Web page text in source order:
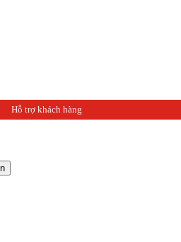
Hỗ trợ khách hàng